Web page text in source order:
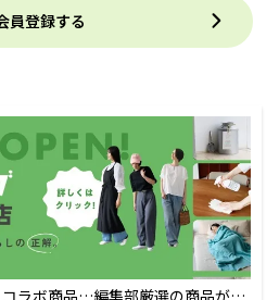
員登録する
ラボ商品…編集部厳選の商品が買